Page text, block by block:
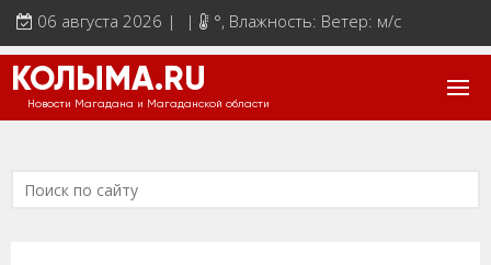
06 августа 2026 | | °, Влажность: Ветер: м/с
КОЛЫМА.RU
Новости Магадана и Магаданской области